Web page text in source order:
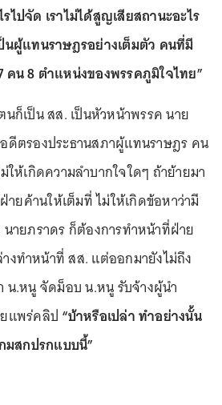
ไปจัด เราไม่ได้สูญเสียสถานะอะไร
นผู้แทนราษฎรอย่างเต็มตัว คนที่มี
คน 8 ตำแหน่งของพรรคภูมิใจไทย”
ก็เป็น สส. เป็นหัวหน้าพรรค นาย
ดีตรองประธานสภาผู้แทนราษฎร คน
ห้เกิดความลำบากใจใดๆ ถ้าย้ายมา
ยค้านให้เต็มที่ ไม่ให้เกิดข้อหาว่ามี
ายภราดร ก็ต้องการทำหน้าที่ฝ่าย
งทำหน้าที่ สส. แต่ออกมายังไม่ถึง
น.หนู จัดม็อบ น.หนู รับจ้างผู้นำ
แพร่คลิป“บ้าหรือเปล่า ทำอย่างนั้น
มสกปรกแบบนี้”